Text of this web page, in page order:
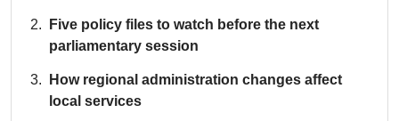
Five policy files to watch before the next
parliamentary session
How regional administration changes affect
local services